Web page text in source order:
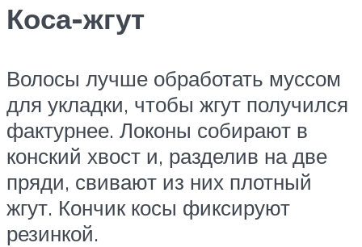
Коса-жгут
Волосы лучше обработать муссом
для укладки, чтобы жгут получился
фактурнее. Локоны собирают в
конский хвост и, разделив на две
пряди, свивают из них плотный
жгут. Кончик косы фиксируют
резинкой.